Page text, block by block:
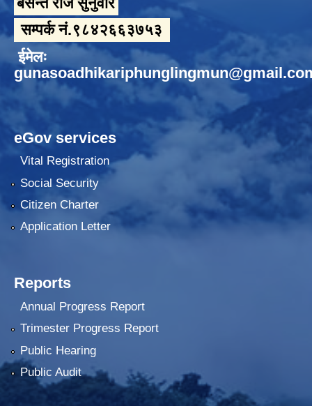
बसन्त राज सुनुवार
सम्पर्क नं.९८४२६६३७५३
ईमेलः
eGov services
Vital Registration
Social Security
Citizen Charter
Application Letter
Reports
Annual Progress Report
Trimester Progress Report
Public Hearing
Public Audit